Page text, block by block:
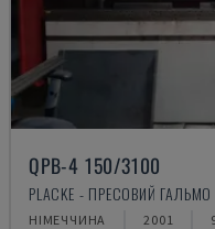
QPB-4 150/3100
PLACKE - ПРЕСОВИЙ ГАЛЬМО
НІМЕЧЧИНА 2001